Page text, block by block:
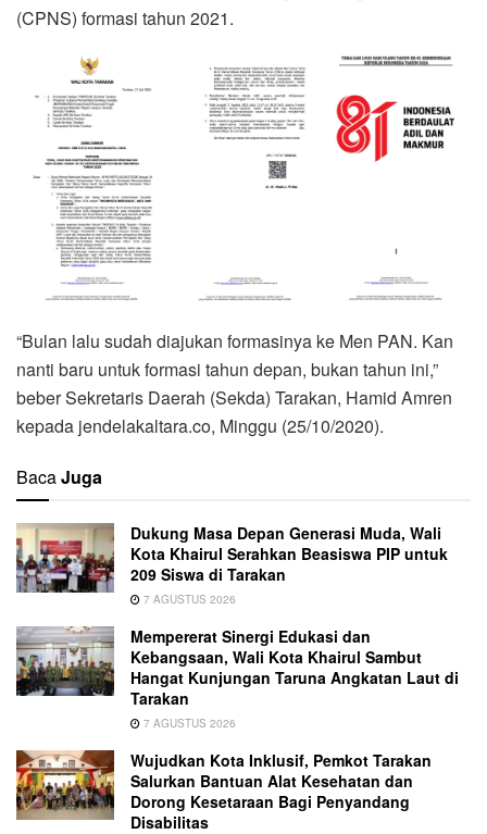
(CPNS) formasi tahun 2021.
“Bulan lalu sudah diajukan formasinya ke Men PAN. Kan
nanti baru untuk formasi tahun depan, bukan tahun ini,”
beber Sekretaris Daerah (Sekda) Tarakan, Hamid Amren
kepada jendelakaltara.co, Minggu (25/10/2020).
BacaJuga
Dukung Masa Depan Generasi Muda, Wali
Kota Khairul Serahkan Beasiswa PIP untuk
209 Siswa di Tarakan
7 AGUSTUS 2026
Mempererat Sinergi Edukasi dan
Kebangsaan, Wali Kota Khairul Sambut
Hangat Kunjungan Taruna Angkatan Laut di
Tarakan
7 AGUSTUS 2026
Wujudkan Kota Inklusif, Pemkot Tarakan
Salurkan Bantuan Alat Kesehatan dan
Dorong Kesetaraan Bagi Penyandang
Disabilitas